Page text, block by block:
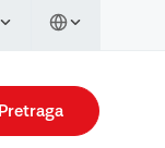
Pretraga